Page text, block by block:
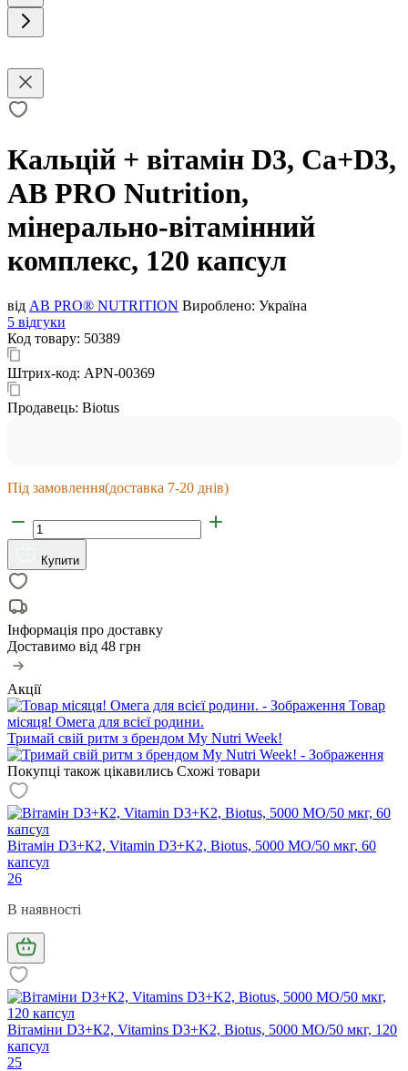
Кальцій + вітамін D3, Ca+D3,
AB PRO Nutrition,
мінерально-вітамінний
комплекс, 120 капсул
від AB PRO® NUTRITION Вироблено: Україна
5 відгуки
Код товару: 50389
Штрих-код: APN-00369
Продавець: Biotus
Під замовлення(доставка 7-20 днів)
Купити
Інформація про доставку
Доставимо від 48 грн
Акції
Товар
місяця! Омега для всієї родини.
Тримай свій ритм з брендом My Nutri Week!
Покупці також цікавились Схожі товари
Вітамін D3+К2, Vitamin D3+K2, Biotus, 5000 МО/50 мкг, 60
капсул
26
В наявності
Вітаміни D3+К2, Vitamins D3+K2, Biotus, 5000 МО/50 мкг, 120
капсул
25